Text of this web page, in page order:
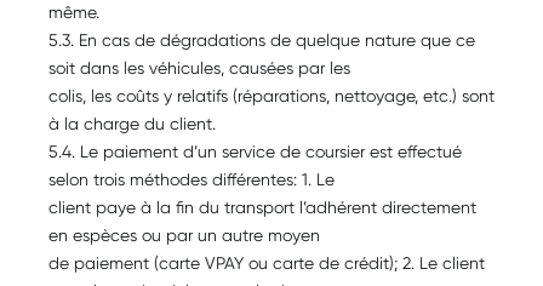
même.
5.3. En cas de dégradations de quelque nature que ce
soit dans les véhicules, causées par les
colis, les coûts y relatifs (réparations, nettoyage, etc.) sont
à la charge du client.
5.4. Le paiement d’un service de coursier est effectué
selon trois méthodes différentes: 1. Le
client paye à la fin du transport l’adhérent directement
en espèces ou par un autre moyen
de paiement (carte VPAY ou carte de crédit); 2. Le client